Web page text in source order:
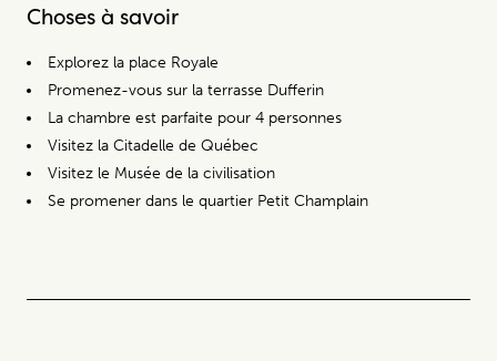
Choses à savoir
Explorez la place Royale
Promenez-vous sur la terrasse Dufferin
La chambre est parfaite pour 4 personnes
Visitez la Citadelle de Québec
Visitez le Musée de la civilisation
Se promener dans le quartier Petit Champlain